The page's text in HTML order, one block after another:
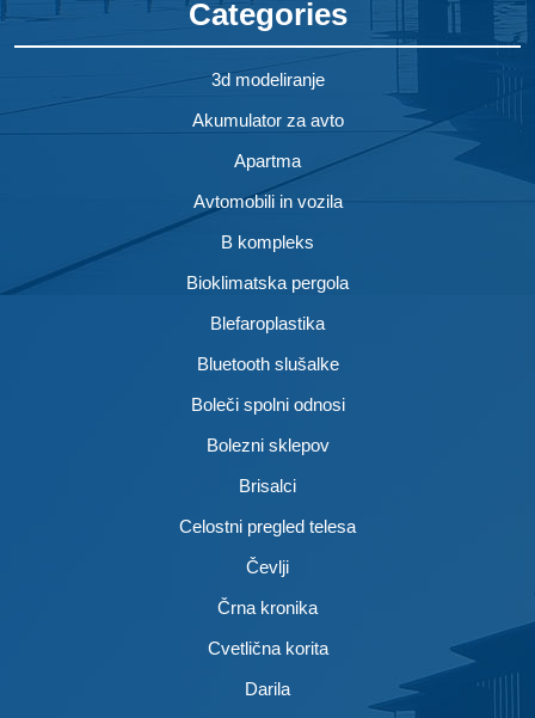
Categories
3d modeliranje
Akumulator za avto
Apartma
Avtomobili in vozila
B kompleks
Bioklimatska pergola
Blefaroplastika
Bluetooth slušalke
Boleči spolni odnosi
Bolezni sklepov
Brisalci
Celostni pregled telesa
Čevlji
Črna kronika
Cvetlična korita
Darila